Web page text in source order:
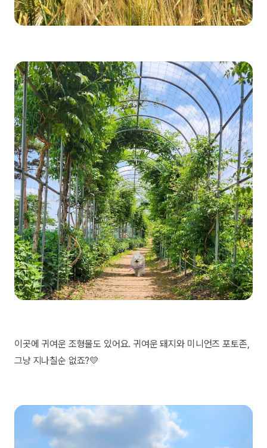
이곳에 귀여운 조형물도 있어요. 귀여운 돼지와 미니언즈 포토존,
그냥 지나칠순 없죠?💛